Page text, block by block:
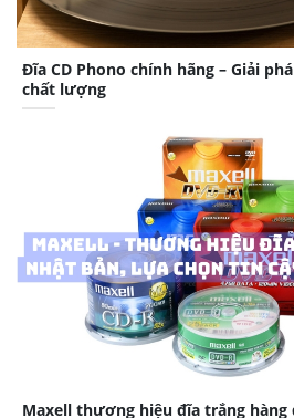
Đĩa CD Phono chính hãng – Giải
chất lượng
Maxell thương hiệu đĩa trắng hàng